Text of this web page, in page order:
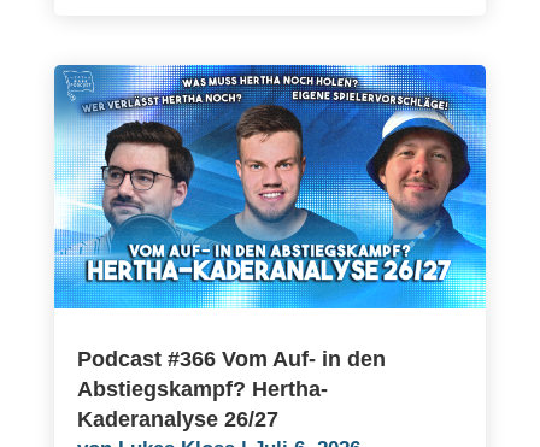
Podcast #366 Vom Auf- in den
Abstiegskampf? Hertha-
Kaderanalyse 26/27